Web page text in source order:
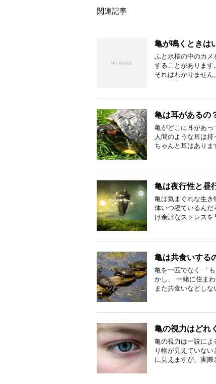
関連記事
亀が鳴くときは
ふと水槽の中のカメ
することがあります
それはわかりませ
亀は耳があるの
亀がどこに耳があっ
人間のような耳は
ちゃんと耳はあり
亀は夜行性と昼
亀は気まぐれな生き
体いつ寝ているん
け余計なストレス
亀は共食いする
亀を一匹でなく 「
かし、 一緒に住ま
また共食いなどし
亀の視力はどれ
亀の視力は一説によ
り物が見えていな
に見えますが、実